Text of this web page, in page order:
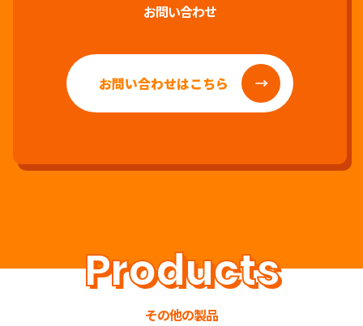
お問い合わせ
お問い合わせはこちら
その他の製品